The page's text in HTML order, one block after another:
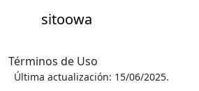
sitoowa
Términos de Uso
Última actualización: 15/06/2025.